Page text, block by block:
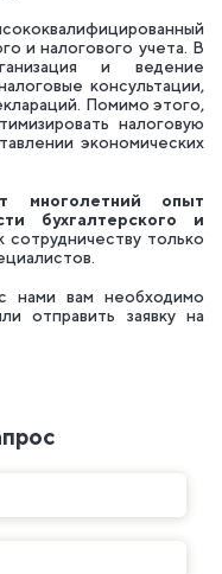
и налогового учета. В
и ведение
консультации,
Помимо этого,
налоговую
экономических
опыт
бухгалтерского и
сотрудничеству только
вам необходимо
отправить заявку на